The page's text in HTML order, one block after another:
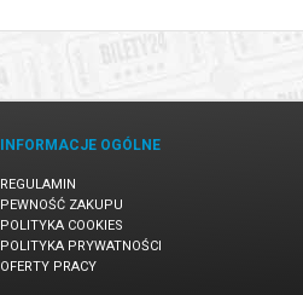
INFORMACJE OGÓLNE
REGULAMIN
PEWNOŚĆ ZAKUPU
POLITYKA COOKIES
POLITYKA PRYWATNOŚCI
OFERTY PRACY